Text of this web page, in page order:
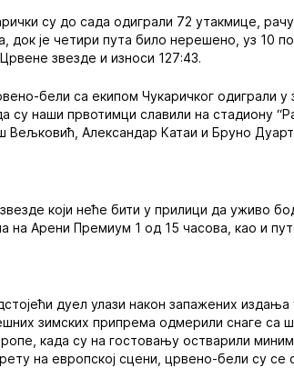
су до сада одиграли 72 утакмице,
док је четири пута било нерешено, уз 10
звезде и износи 127:43.
бели са екипом Чукаричког одиграли
су наши првотимци славили на стадиону
Вељковић, Александар Катаи и Бруно
који неће бити у прилици да уживо
на Арени Премиум 1 од 15 часова, као и
дуел улази након запажених
зимских припрема одмерили снаге са
када су на гостовању остварили
на европској сцени, црвено-бели су